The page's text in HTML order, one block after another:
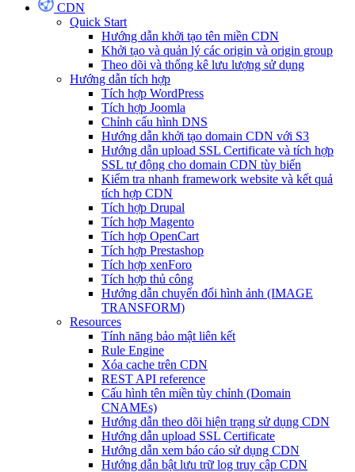
CDN
Quick Start
Hướng dẫn khởi tạo tên miền CDN
Khởi tạo và quản lý các origin và origin group
Theo dõi và thống kê lưu lượng sử dụng
Hướng dẫn tích hợp
Tích hợp WordPress
Tích hợp Joomla
Chỉnh cấu hình DNS
Hướng dẫn khởi tạo domain CDN với S3
Hướng dẫn upload SSL Certificate và tích hợp
SSL tự động cho domain CDN tùy biến
Kiểm tra nhanh framework website và kết quả
tích hợp CDN
Tích hợp Drupal
Tích hợp Magento
Tích hợp OpenCart
Tích hợp Prestashop
Tích hợp xenForo
Tích hợp thủ công
Hướng dẫn chuyển đổi hình ảnh (IMAGE
TRANSFORM)
Resources
Tính năng bảo mật liên kết
Rule Engine
Xóa cache trên CDN
REST API reference
Cấu hình tên miền tùy chỉnh (Domain
CNAMEs)
Hướng dẫn theo dõi hiện trạng sử dụng CDN
Hướng dẫn upload SSL Certificate
Hướng dẫn xem báo cáo sử dụng CDN
Hướng dẫn bật lưu trữ log truy cập CDN